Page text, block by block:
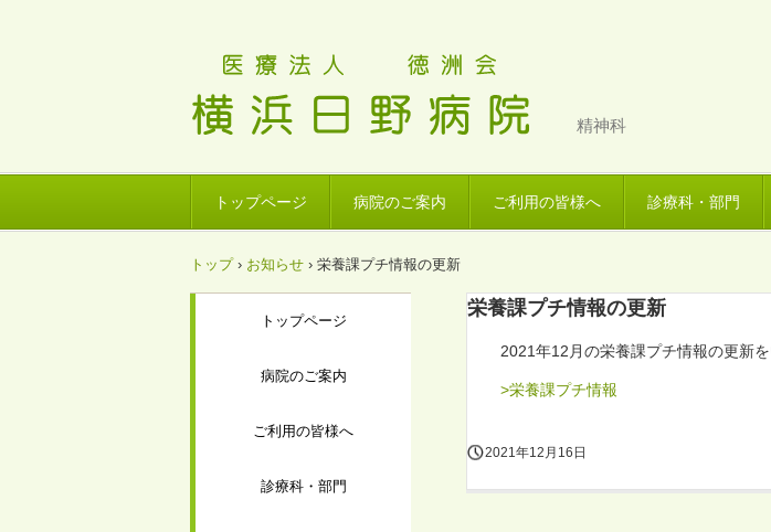
精神科
トップページ 病院のご案内 ご利用の皆様へ 診療科・部門
トップ › お知らせ › 栄養課プチ情報の更新
栄養課プチ情報の更新
2021年12月の栄養課プチ情報の更新を
>栄養課プチ情報
2021年12月16日
トップページ
病院のご案内
ご利用の皆様へ
診療科・部門